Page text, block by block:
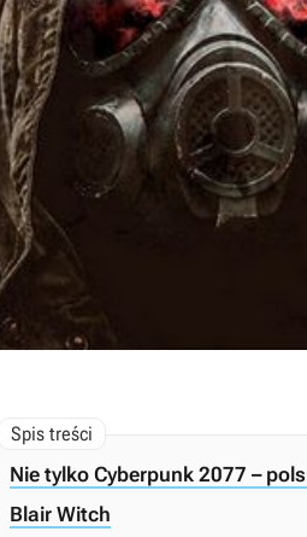
Nie tylko Cyberpunk 2077 –
Blair Witch